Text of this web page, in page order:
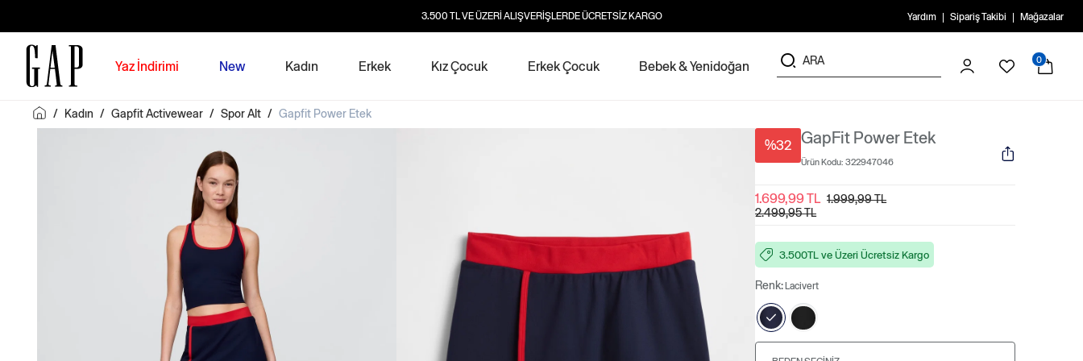
3.500 TL VE ÜZERİ ALIŞVERİŞLERDE ÜCRETSİZ KARGO Yardım Sipariş Takibi Mağazalar
Yaz İndirimi New Kadın Erkek Kız Çocuk Erkek Çocuk Bebek & Yenidoğan 0
/ Kadın / Gapfit Activewear / Spor Alt / Gapfit Power Etek
%32 GapFit Power Etek
Ürün Kodu: 322947046
1.699,99 TL 1.999,99 TL
2.499,95 TL
3.500TL ve Üzeri Ücretsiz Kargo
Renk: Lacivert